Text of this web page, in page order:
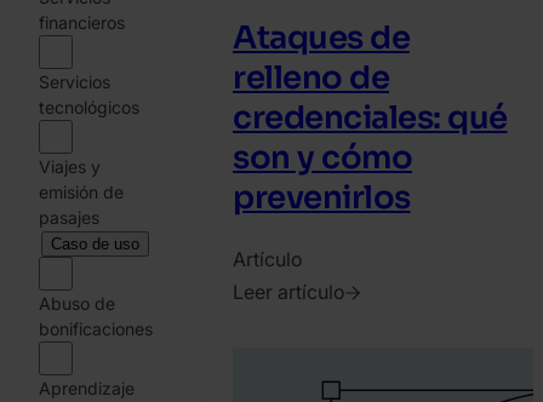
financieros
Servicios
tecnológicos
Viajes y
emisión de
pasajes
Caso de uso
Abuso de
bonificaciones
Aprendizaje
Ataques de
relleno de
credenciales: qué
son y cómo
prevenirlos
Artículo
Leer artículo